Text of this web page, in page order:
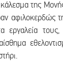
κάλεσμα της
αφιλοκερδώς
εργαλεία τους,